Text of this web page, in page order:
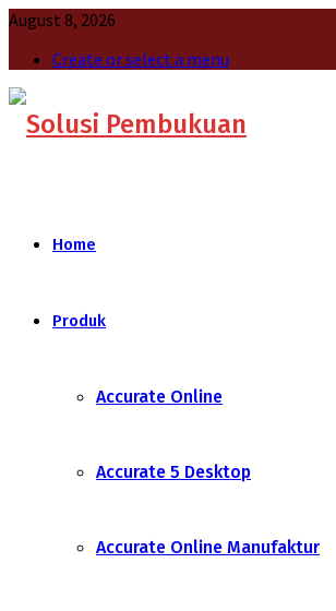
August 8, 2026
Create or select a menu
Home
Produk
Accurate Online
Accurate 5 Desktop
Accurate Online Manufaktur